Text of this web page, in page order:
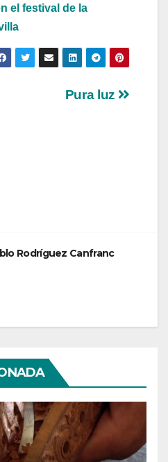
el festival de la
Pura luz
Rodríguez Canfranc